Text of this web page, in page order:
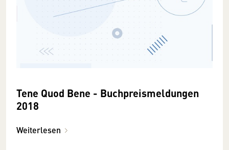
Tene Quod Bene - Buchpreismeldungen
2018
Weiterlesen